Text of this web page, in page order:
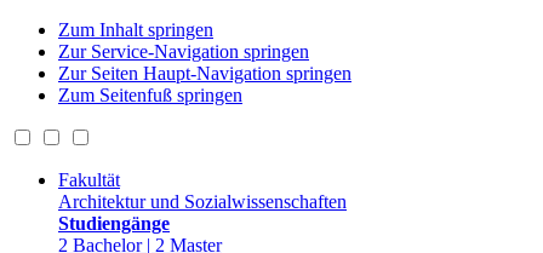
Zum Inhalt springen
Zur Service-Navigation springen
Zur Seiten Haupt-Navigation springen
Zum Seitenfuß springen
Fakultät
Architektur und Sozialwissenschaften
Studiengänge
2 Bachelor | 2 Master